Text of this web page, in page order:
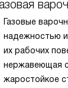
Газовые
надежностью
их рабочих
нержавеющая
жаростойкое